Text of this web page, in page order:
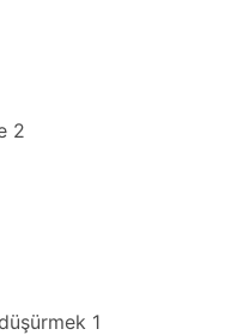
2
1